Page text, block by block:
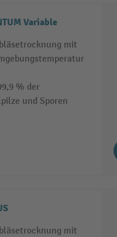
Variable
mit
% der
und Sporen
mit